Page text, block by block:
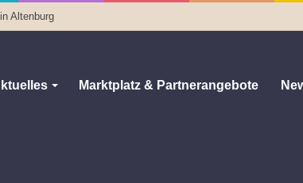
Altenburg
Marktplatz & Partnerangebote